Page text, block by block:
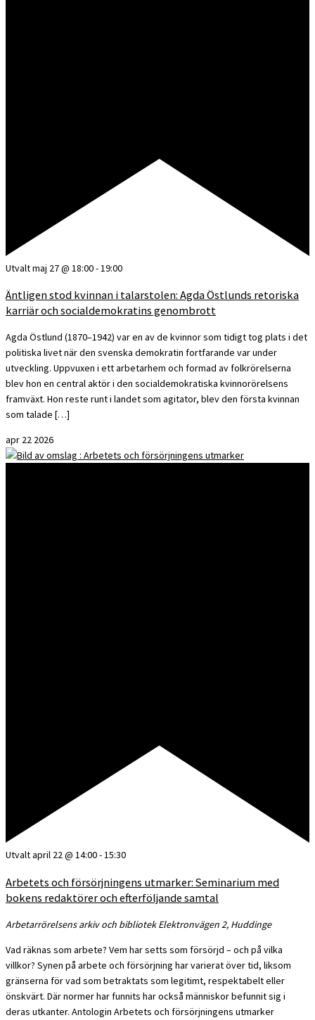
Utvaltmaj 27 @ 18:00- 19:00
Äntligen stod kvinnan i talarstolen: Agda Östlunds retoriska
karriär och socialdemokratins genombrott
Agda Östlund (1870–1942) var en av de kvinnor som tidigt tog plats i det
politiska livet när den svenska demokratin fortfarande var under
utveckling. Uppvuxen i ett arbetarhem och formad av folkrörelserna
blev hon en central aktör i den socialdemokratiska kvinnorörelsens
framväxt. Hon reste runt i landet som agitator, blev den första kvinnan
som talade […]
apr 22 2026
Utvaltapril 22 @ 14:00-15:30
Arbetets och försörjningens utmarker: Seminarium med
bokens redaktörer och efterföljande samtal
Arbetarrörelsens arkiv och bibliotekElektronvägen 2, Huddinge
Vad räknas som arbete? Vem har setts som försörjd – och på vilka
villkor? Synen på arbete och försörjning har varierat över tid, liksom
gränserna för vad som betraktats som legitimt, respektabelt eller
önskvärt. Där normer har funnits har också människor befunnit sig i
deras utkanter. Antologin Arbetets och försörjningens utmarker